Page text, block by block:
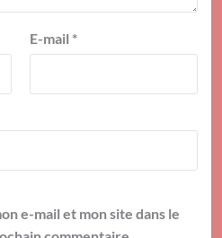
E-mail *
e-mail et mon site dans le